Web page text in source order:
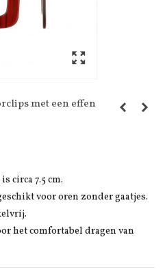
met een effen
circa 7.5 cm.
voor oren zonder gaatjes.
het comfortabel dragen van